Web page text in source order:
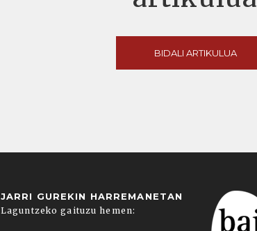
BIDALI ARTIKULUA
JARRI GUREKIN HARREMANETAN
Laguntzeko gaituzu hemen: